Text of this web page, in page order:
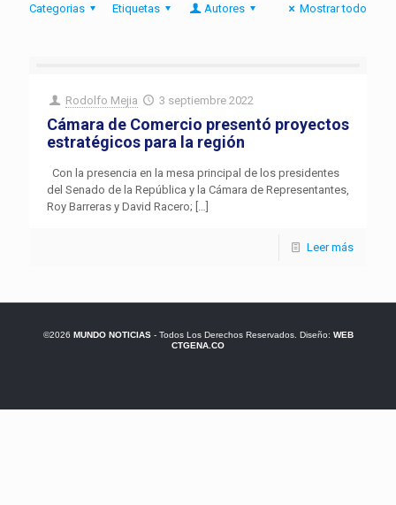
Categorias Etiquetas Autores Mostrar todo
Rodolfo Mejia 3 septiembre 2022
Cámara de Comercio presentó proyectos
estratégicos para la región
Con la presencia en la mesa principal de los presidentes
del Senado de la República y la Cámara de Representantes,
Roy Barreras y David Racero; […]
Leer más
©2026 MUNDO NOTICIAS- Todos Los Derechos Reservados. Diseño: WEB
CTGENA.CO